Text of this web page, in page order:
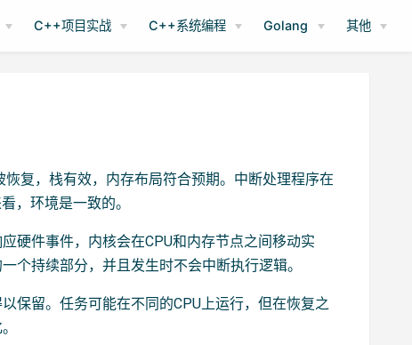
C++项目实战 C++系统编程 Golang 其他
复，栈有效，内存布局符合预期。中断处理程序在
，环境是一致的。
硬件事件，内核会在CPU和内存节点之间移动实
个持续部分，并且发生时不会中断执行逻辑。
保留。任务可能在不同的CPU上运行，但在恢复之